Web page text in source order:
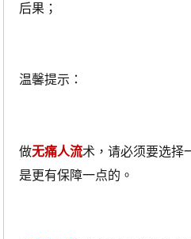
后果；
温馨提示：
做无痛人流术，请必须要选择
是更有保障一点的。